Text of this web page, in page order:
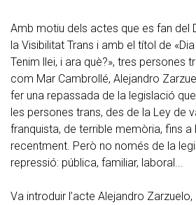
Amb motiu dels actes que es fan del
la Visibilitat Trans i amb el títol de
Tenim llei, i ara què?», tres persones
com Mar Cambrollé, Alejandro
fer una repassada de la legislació
les persones trans, des de la Ley de
franquista, de terrible memòria, fins a
recentment. Però no només de la
repressió: pública, familiar, laboral...
Va introduir l’acte Alejandro